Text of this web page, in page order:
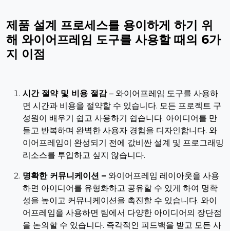
제품 설계 프로세스를 용이하게 하기 위
해 와이어프레임 도구를 사용할 때의 6가
지 이점
시간 절약 및 비용 절감 – 와이어프레임 도구를 사용하
면 시간과 비용을 절약할 수 있습니다. 모든 프로젝트 구
성원이 배우기 쉽고 사용하기 쉽습니다. 아이디어를 만
들고 반복하며 완벽한 사용자 경험을 디자인합니다. 와
이어프레임이 완성되기 전에 값비싼 설계 및 프로그래밍
리소스를 투입하고 싶지 않습니다.
명확한 커뮤니케이션 – 와이어프레임 레이아웃을 사용
하면 아이디어를 유형화하고 공유할 수 있게 하여 명확
성을 높이고 커뮤니케이션을 촉진할 수 있습니다. 와이
어프레임을 사용하면 팀에서 다양한 아이디어의 장단점
을 논의할 수 있습니다. 즉각적인 피드백을 받고 모든 사